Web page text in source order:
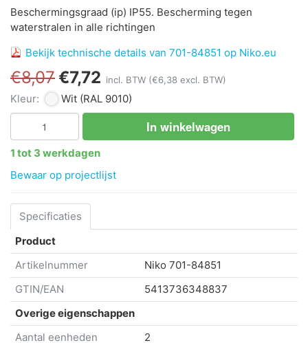
Beschermingsgraad (ip) IP55. Bescherming tegen
waterstralen in alle richtingen
Bekijk technische details van 701-84851 op Niko.eu
€8,07€7,72 incl. BTW (€6,38 excl. BTW)
Kleur: Wit (RAL 9010)
In winkelwagen
1 tot 3 werkdagen
Bewaar op projectlijst
Specificaties
Product
Artikelnummer
Niko 701-84851
GTIN/EAN
5413736348837
Overige eigenschappen
Aantal eenheden
2